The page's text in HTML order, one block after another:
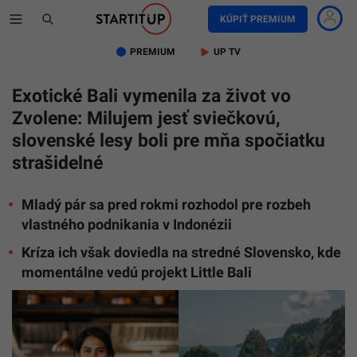
KÚPIŤ PREMIUM
PREMIUM UP TV
Exotické Bali vymenila za život vo
Zvolene: Milujem jesť sviečkovú,
slovenské lesy boli pre mňa spočiatku
strašidelné
Mladý pár sa pred rokmi rozhodol pre rozbeh
vlastného podnikania v Indonézii
Kríza ich však doviedla na stredné Slovensko, kde
momentálne vedú projekt Little Bali